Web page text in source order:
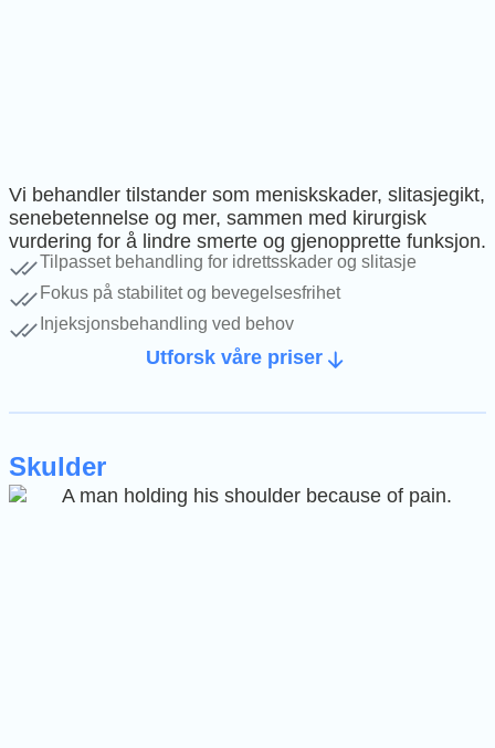
Vi behandler tilstander som meniskskader, slitasjegikt,
senebetennelse og mer, sammen med kirurgisk
vurdering for å lindre smerte og gjenopprette funksjon.
Tilpasset behandling for idrettsskader og slitasje
Fokus på stabilitet og bevegelsesfrihet
Injeksjonsbehandling ved behov
Utforsk våre priser
Skulder